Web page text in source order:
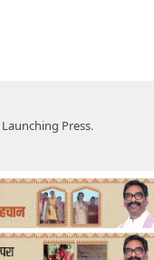
Launching Press.